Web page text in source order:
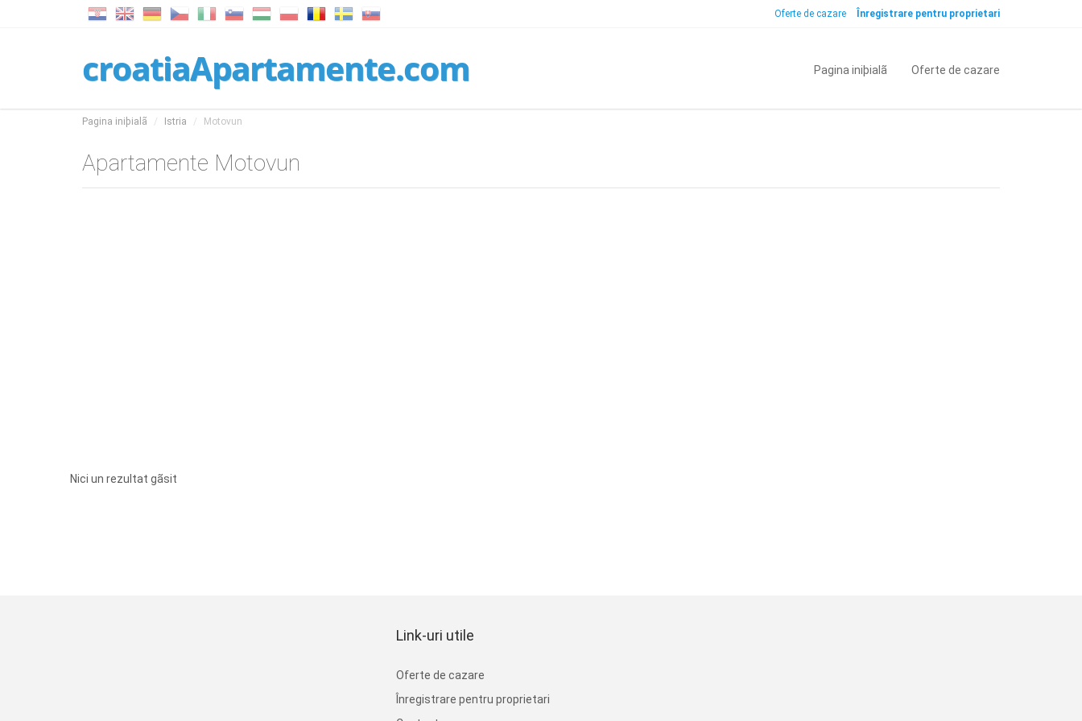
Oferte de cazare Înregistrare pentru proprietari
croatiaApartamente.com Pagina iniþialã Oferte de cazare
Pagina iniþialã Istria Motovun
Apartamente Motovun
Nici un rezultat gãsit
Link-uri utile
Oferte de cazare
Înregistrare pentru proprietari